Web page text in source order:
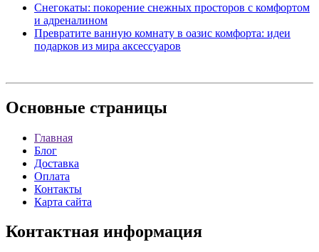
Снегокаты: покорение снежных просторов с комфортом
и адреналином
Превратите ванную комнату в оазис комфорта: идеи
подарков из мира аксессуаров
Основные страницы
Главная
Блог
Доставка
Оплата
Контакты
Карта сайта
Контактная информация